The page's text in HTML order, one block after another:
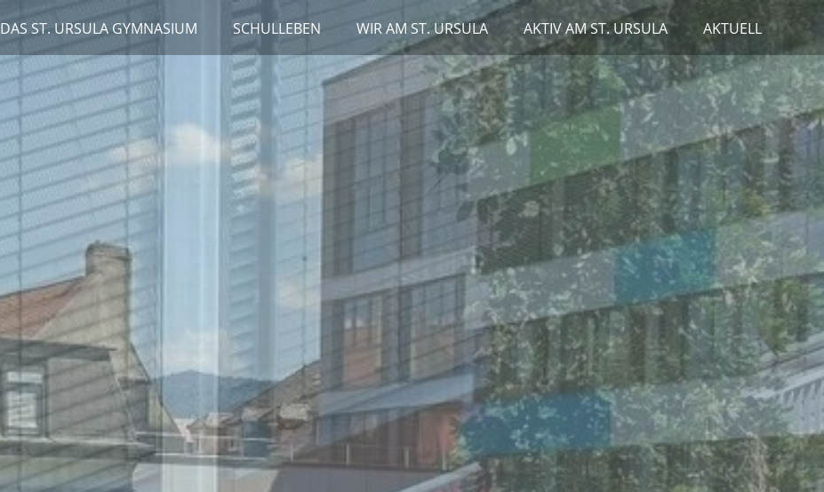
DAS ST. URSULA GYMNASIUM SCHULLEBEN WIR AM ST. URSULA AKTIV AM ST. URSULA AKTUELL